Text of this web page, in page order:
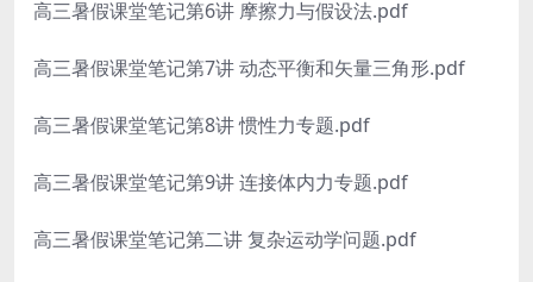
高三暑假课堂笔记第6讲 摩擦力与假设法.pdf
高三暑假课堂笔记第7讲 动态平衡和矢量三角形.pdf
高三暑假课堂笔记第8讲 惯性力专题.pdf
高三暑假课堂笔记第9讲 连接体内力专题.pdf
高三暑假课堂笔记第二讲 复杂运动学问题.pdf